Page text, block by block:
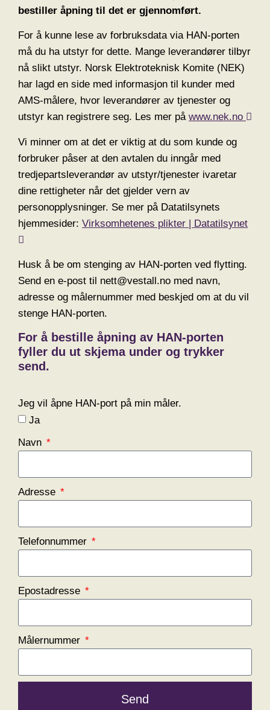
bestiller åpning til det er gjennomført.
For å kunne lese av forbruksdata via HAN-porten
må du ha utstyr for dette. Mange leverandører tilbyr
nå slikt utstyr. Norsk Elektroteknisk Komite (NEK)
har lagd en side med informasjon til kunder med
AMS-målere, hvor leverandører av tjenester og
utstyr kan registrere seg. Les mer på www.nek.no
Vi minner om at det er viktig at du som kunde og
forbruker påser at den avtalen du inngår med
tredjepartsleverandør av utstyr/tjenester ivaretar
dine rettigheter når det gjelder vern av
personopplysninger. Se mer på Datatilsynets
hjemmesider: Virksomhetenes plikter | Datatilsynet
Husk å be om stenging av HAN-porten ved flytting.
Send en e-post til nett@vestall.no med navn,
adresse og målernummer med beskjed om at du vil
stenge HAN-porten.
For å bestille åpning av HAN-porten
fyller du ut skjema under og trykker
send.
Jeg vil åpne HAN-port på min måler.
Ja
Navn
Adresse
Telefonnummer
Epostadresse
Målernummer
Send